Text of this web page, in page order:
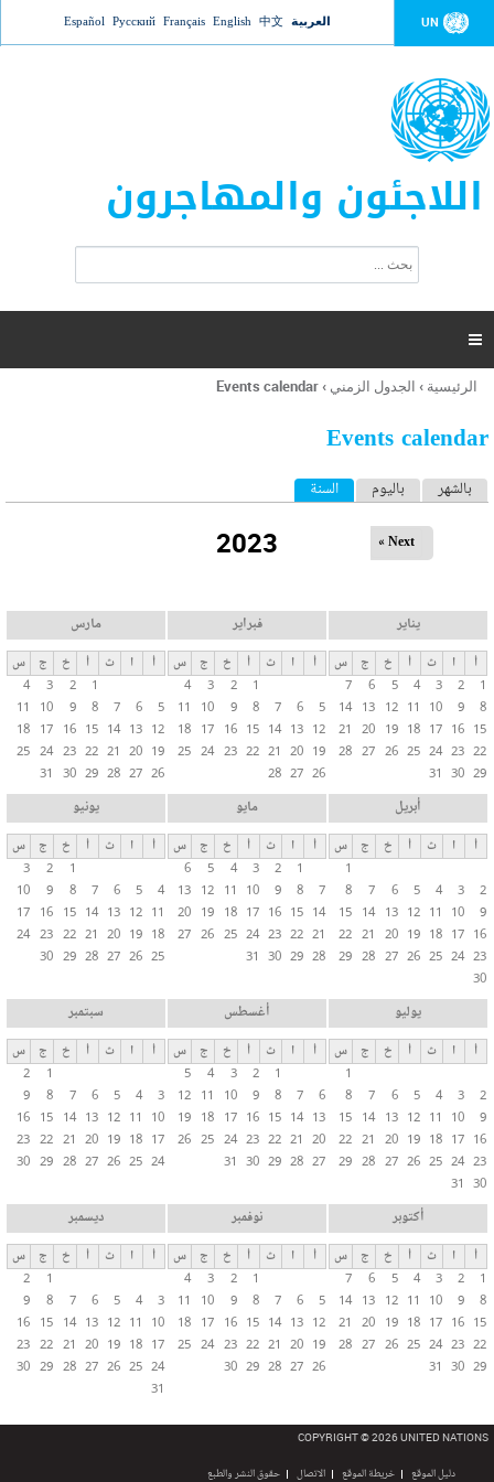
Jump to navigation UN العربية 中文
English
Français
Русский
Español
اللاجئون والمهاجرون
ت
ر
ل
ح
ب

أنت
هنا
الرئيسية › الجدول الزمني ›
Events calendar
Events calendar
ا
ب
ا
ت
ا
ل
أ
ا
س
ي
ة
بالشهر باليوم السنة (علامة التبويب النشطة)
2023 Next »
يناير
أ ا ث أ خ ج
س
1
2
3
4
5
6
7
8
9
10
11
12
13
14
15
16
17
18
19
20
21
22
23
24
25
26
27
28
29
30
31
فبراير
أ ا ث أ خ ج
س
1
2
3
4
5
6
7
8
9
10
11
12
13
14
15
16
17
18
19
20
21
22
23
24
25
26
27
28
مارس
أ ا ث أ خ ج
س
1
2
3
4
5
6
7
8
9
10
11
12
13
14
15
16
17
18
19
20
21
22
23
24
25
26
27
28
29
30
31
أبريل
أ ا ث أ خ ج
س
1
2
3
4
5
6
7
8
9
10
11
12
13
14
15
16
17
18
19
20
21
22
23
24
25
26
27
28
29
30
مايو
أ ا ث أ خ ج
س
1
2
3
4
5
6
7
8
9
10
11
12
13
14
15
16
17
18
19
20
21
22
23
24
25
26
27
28
29
30
31
يونيو
أ ا ث أ خ ج
س
1
2
3
4
5
6
7
8
9
10
11
12
13
14
15
16
17
18
19
20
21
22
23
24
25
26
27
28
29
30
يوليو
أ ا ث أ خ ج
س
1
2
3
4
5
6
7
8
9
10
11
12
13
14
15
16
17
18
19
20
21
22
23
24
25
26
27
28
29
30
31
أغسطس
أ ا ث أ خ ج
س
1
2
3
4
5
6
7
8
9
10
11
12
13
14
15
16
17
18
19
20
21
22
23
24
25
26
27
28
29
30
31
سبتمبر
أ ا ث أ خ ج
س
1
2
3
4
5
6
7
8
9
10
11
12
13
14
15
16
17
18
19
20
21
22
23
24
25
26
27
28
29
30
أكتوبر
أ ا ث أ خ ج
س
1
2
3
4
5
6
7
8
9
10
11
12
13
14
15
16
17
18
19
20
21
22
23
24
25
26
27
28
29
30
31
نوفمبر
أ ا ث أ خ ج
س
1
2
3
4
5
6
7
8
9
10
11
12
13
14
15
16
17
18
19
20
21
22
23
24
25
26
27
28
29
30
ديسمبر
أ ا ث أ خ ج
س
1
2
3
4
5
6
7
8
9
10
11
12
13
14
15
16
17
18
19
20
21
22
23
24
25
26
27
28
29
30
31
COPYRIGHT © 2026 UNITED NATIONS
دليل الموقع خريطة الموقع الاتصال حقوق النشر والطبع